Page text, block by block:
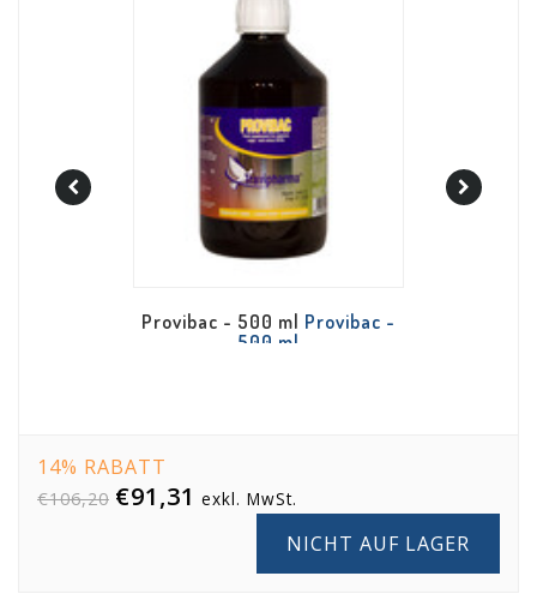
Provibac - 500 ml Provibac -
500 ml
14% RABATT
€106,20 €91,31 exkl. MwSt.
NICHT AUF LAGER